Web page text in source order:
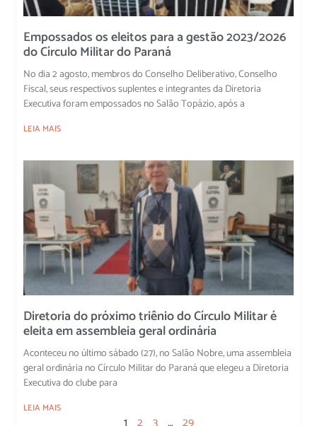
Empossados os eleitos para a gestão 2023/2026
do Círculo Militar do Paraná
No dia 2 agosto, membros do Conselho Deliberativo, Conselho
Fiscal, seus respectivos suplentes e integrantes da Diretoria
Executiva foram empossados no Salão Topázio, após a
LEIA MAIS
Diretoria do próximo triênio do Círculo Militar é
eleita em assembleia geral ordinária
Aconteceu no último sábado (27), no Salão Nobre, uma assembleia
geral ordinária no Círculo Militar do Paraná que elegeu a Diretoria
Executiva do clube para
LEIA MAIS